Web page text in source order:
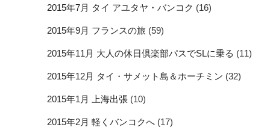
2015年7月 タイ アユタヤ・バンコク (16)
2015年9月 フランスの旅 (59)
2015年11月 大人の休日倶楽部パスでSLに乗る (11)
2015年12月 タイ・サメット島＆ホーチミン (32)
2015年1月 上海出張 (10)
2015年2月 軽くバンコクへ (17)